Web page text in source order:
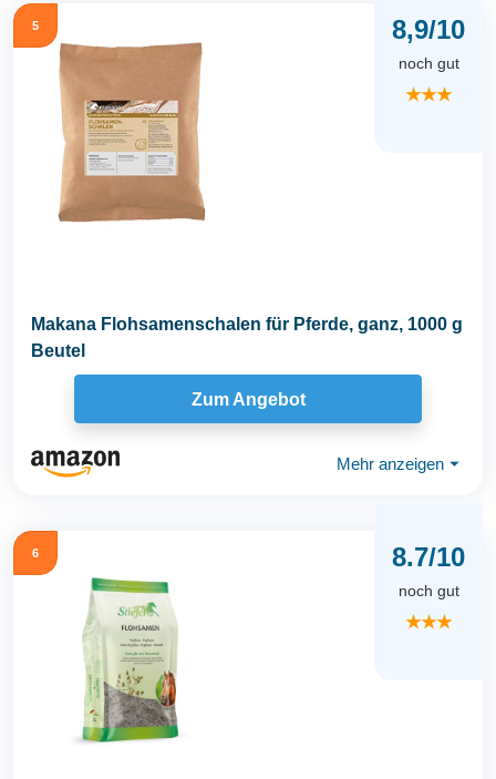
5 8,9/10
noch gut
★★★
Makana Flohsamenschalen für Pferde, ganz, 1000 g
Beutel
Zum Angebot
Mehr anzeigen ⏷
6 8.7/10
noch gut
★★★